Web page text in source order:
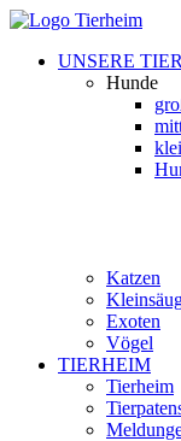
UNSERE
Hunde
Katzen
Exoten
Vögel
TIERHEIM
Tierheim